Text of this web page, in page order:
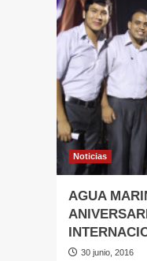
Noticias
AGUA
30 junio, 2016